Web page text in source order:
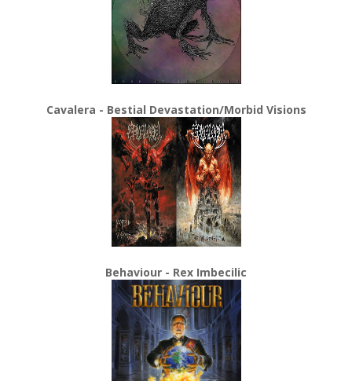
Cavalera - Bestial Devastation/Morbid Visions
Behaviour - Rex Imbecilic